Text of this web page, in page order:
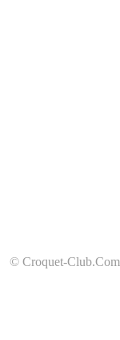
© Croquet-